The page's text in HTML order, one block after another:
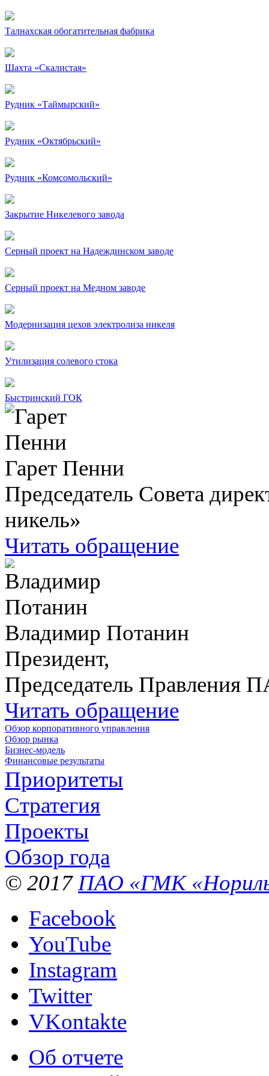
Талнахская обогатительная фабрика
Шахта «Скалистая»
Рудник «Таймырский»
Рудник «Октябрьский»
Рудник «Комсомольский»
Закрытие Никелевого завода
Серный проект на Надеждинском заводе
Серный проект на Медном заводе
Модернизация цехов электролиза никеля
Утилизация солевого стока
Быстринский ГОК
Гарет Пенни
Председатель Совета
никель»
Читать обращение
Владимир Потанин
Президент,
Председатель Правления
Читать обращение
Обзор корпоративного управления
Обзор рынка
Бизнес-модель
Финансовые результаты
Приоритеты
Стратегия
Проекты
Обзор года
© 2017 ПАО «ГМК
Facebook
YouTube
Instagram
Twitter
VKontakte
Об отчете